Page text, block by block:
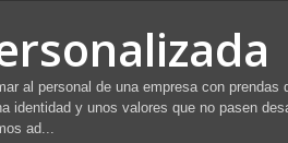
al personal de una empresa con prendas
identidad y unos valores que no pasen
ad...